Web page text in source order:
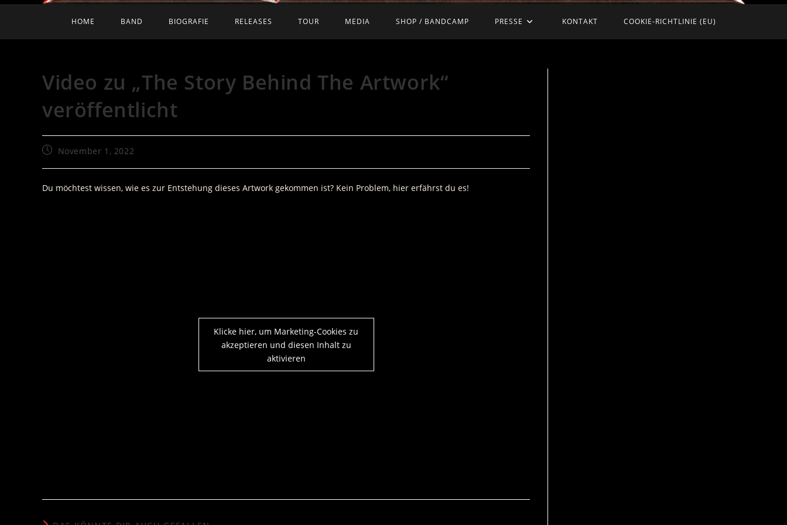
HOME BAND BIOGRAFIE RELEASES TOUR MEDIA SHOP / BANDCAMP PRESSE KONTAKT COOKIE-RICHTLINIE (EU)
Video zu „The Story Behind The Artwork“
veröffentlicht
BeitragNovember 1, 2022
Du möchtest wissen, wie es zur Entstehung dieses Artwork gekommen ist? Kein Problem, hier erfährst du es!
Klicke hier, um Marketing-Cookies zu
akzeptieren und diesen Inhalt zu
aktivieren